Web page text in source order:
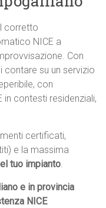
corretto
NICE a
Con
contare su un servizio
con
in contesti residenziali,
certificati,
e la massima
tuo impianto.
e in provincia
NICE